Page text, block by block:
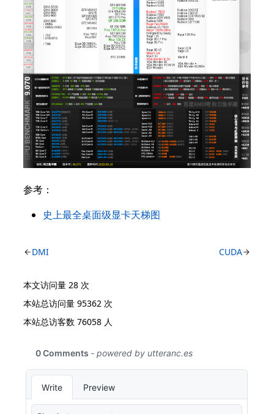
参考：
史上最全桌面级显卡天梯图
DMI CUDA
本文访问量28 次
本站总访问量95362 次
本站总访客数76058 人